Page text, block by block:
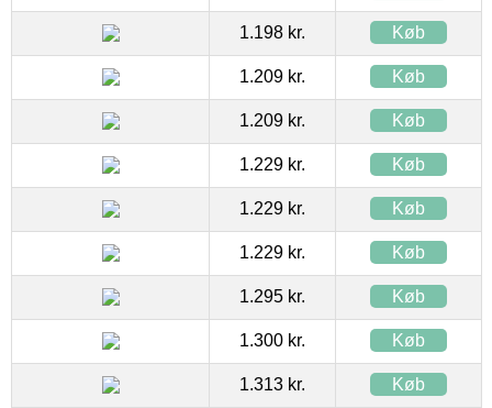
1.198 kr. Køb
1.209 kr. Køb
1.209 kr. Køb
1.229 kr. Køb
1.229 kr. Køb
1.229 kr. Køb
1.295 kr. Køb
1.300 kr. Køb
1.313 kr. Køb